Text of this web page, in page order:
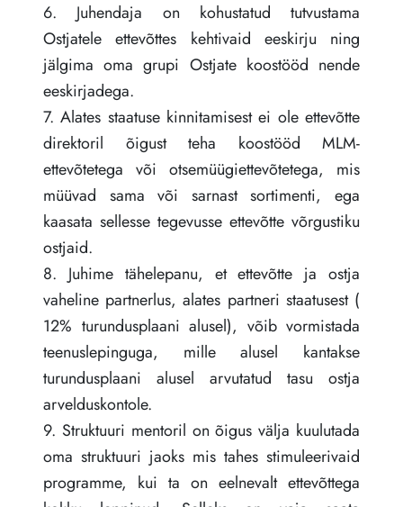
6. Juhendaja on kohustatud tutvustama
Ostjatele ettevõttes kehtivaid eeskirju ning
jälgima oma grupi Ostjate koostööd nende
eeskirjadega.
7. Alates staatuse kinnitamisest ei ole ettevõtte
direktoril õigust teha koostööd MLM-
ettevõtetega või otsemüügiettevõtetega, mis
müüvad sama või sarnast sortimenti, ega
kaasata sellesse tegevusse ettevõtte võrgustiku
ostjaid.
8. Juhime tähelepanu, et ettevõtte ja ostja
vaheline partnerlus, alates partneri staatusest (
12% turundusplaani alusel), võib vormistada
teenuslepinguga, mille alusel kantakse
turundusplaani alusel arvutatud tasu ostja
arvelduskontole.
9. Struktuuri mentoril on õigus välja kuulutada
oma struktuuri jaoks mis tahes stimuleerivaid
programme, kui ta on eelnevalt ettevõttega